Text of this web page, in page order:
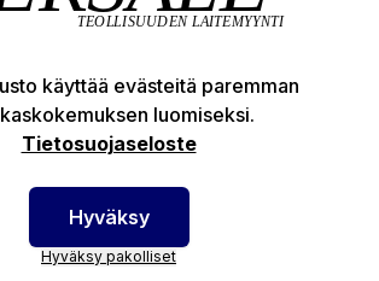
ERIKOISLIIKE
käyttää evästeitä paremman
luomiseksi.
Tietosuojaseloste
Hyväksy
Hyväksy pakolliset